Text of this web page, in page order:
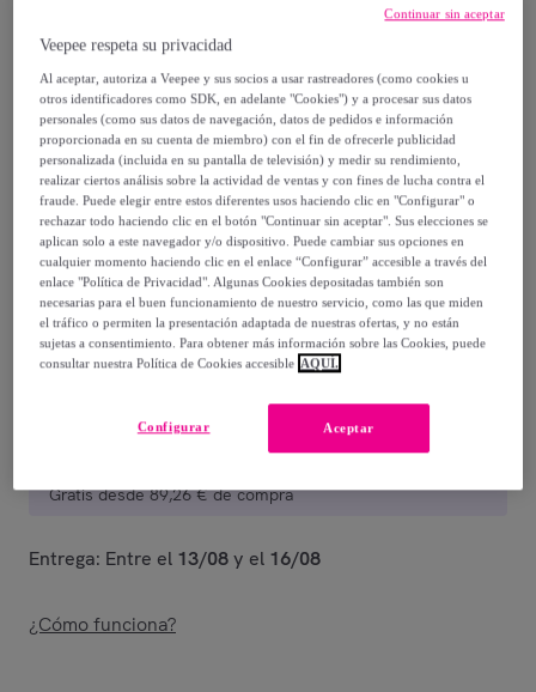
Sandalias con tacón nude con tachuelas
29,99 €
59,99 €
-50%
Vendido porPRIMADONNA COLLECTION
Gratis desde 89,26 € de compra
Entrega: Entre el 13/08y el 16/08
¿Cómo funciona?
Veepee respeta su privacidad
Al aceptar, autoriza a Veepee y sus socios a usar rastreadores (como cookies u
otros identificadores como SDK, en adelante "Cookies") y a procesar sus datos
personales (como sus datos de navegación, datos de pedidos e información
proporcionada en su cuenta de miembro) con el fin de ofrecerle publicidad
personalizada (incluida en su pantalla de televisión) y medir su rendimiento,
realizar ciertos análisis sobre la actividad de ventas y con fines de lucha contra el
fraude. Puede elegir entre estos diferentes usos haciendo clic en "Configurar" o
rechazar todo haciendo clic en el botón "Continuar sin aceptar". Sus elecciones se
aplican solo a este navegador y/o dispositivo. Puede cambiar sus opciones en
cualquier momento haciendo clic en el enlace “Configurar” accesible a través del
enlace "Política de Privacidad". Algunas Cookies depositadas también son
necesarias para el buen funcionamiento de nuestro servicio, como las que miden
el tráfico o permiten la presentación adaptada de nuestras ofertas, y no están
sujetas a consentimiento. Para obtener más información sobre las Cookies, puede
consultar nuestra Política de Cookies accesible AQUÍ.
Aceptar
Configurar
Continuar sin aceptar